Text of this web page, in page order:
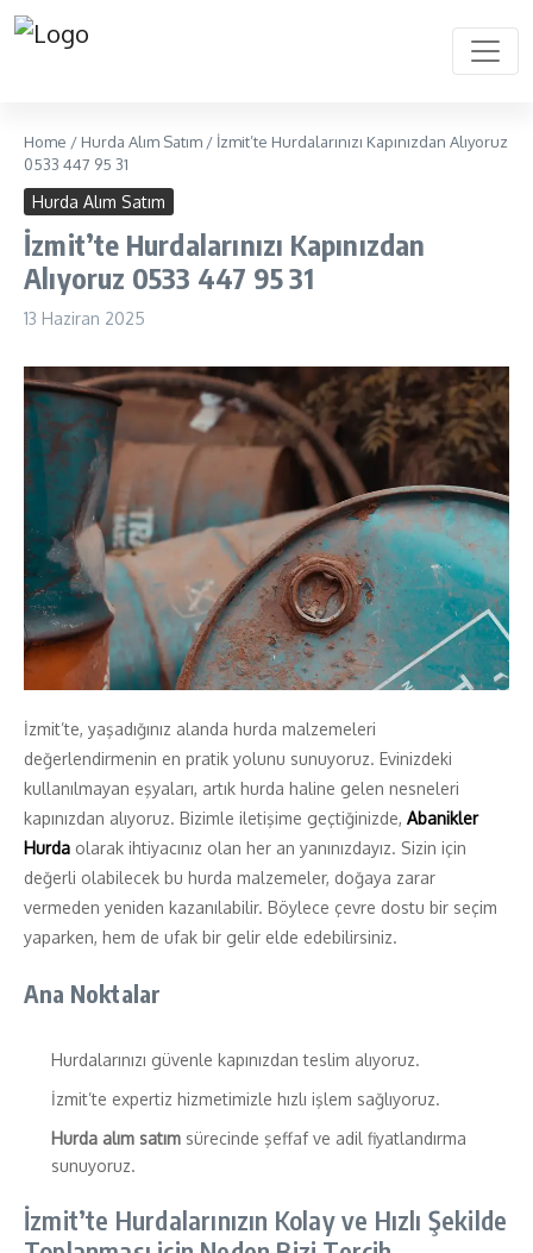
Home / Hurda Alım Satım / İzmit’te Hurdalarınızı Kapınızdan Alıyoruz
0533 447 95 31
Hurda Alım Satım
İzmit’te Hurdalarınızı Kapınızdan
Alıyoruz 0533 447 95 31
13 Haziran 2025
İzmit’te, yaşadığınız alanda hurda malzemeleri
değerlendirmenin en pratik yolunu sunuyoruz. Evinizdeki
kullanılmayan eşyaları, artık hurda haline gelen nesneleri
kapınızdan alıyoruz. Bizimle iletişime geçtiğinizde, Abanikler
Hurda olarak ihtiyacınız olan her an yanınızdayız. Sizin için
değerli olabilecek bu hurda malzemeler, doğaya zarar
vermeden yeniden kazanılabilir. Böylece çevre dostu bir seçim
yaparken, hem de ufak bir gelir elde edebilirsiniz.
Ana Noktalar
Hurdalarınızı güvenle kapınızdan teslim alıyoruz.
İzmit’te expertiz hizmetimizle hızlı işlem sağlıyoruz.
Hurda alım satım sürecinde şeffaf ve adil fiyatlandırma
sunuyoruz.
İzmit’te Hurdalarınızın Kolay ve Hızlı Şekilde